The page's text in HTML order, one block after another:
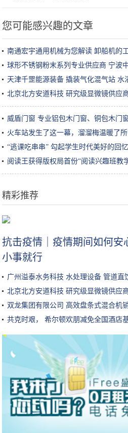
您可能感兴趣的文章
南通宏宇通用机械为您解读 卸船机的
球形不锈钢粉末系列专业供应商 宁波
天津千罡能源装备 撬装气化混气站 水
北京北方安道科技 研究级显微镜供应
威盾门窗 专业铝包木门窗、铜包木门
火车站发生了这一幕，溜溜梅温暖了
“逃课吃串串” 勾起学生时代美好的回忆
阅读王获得版权局首份“阅读兴趣班教
精彩推荐
抗击疫情｜疫情期间如何安
小事就行
广州溢泰水务科技 水处理设备 管道直
北京北方安道科技 研究级显微镜供应
双龙集团有限公司 高效盘条式混合机
共克时艰， 希尔顿欢朋减免全国酒店